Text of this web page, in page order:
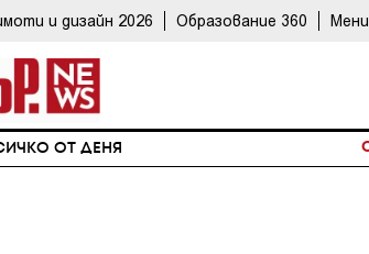
и дизайн 2026 Образование 360
ОТ ДЕНЯ